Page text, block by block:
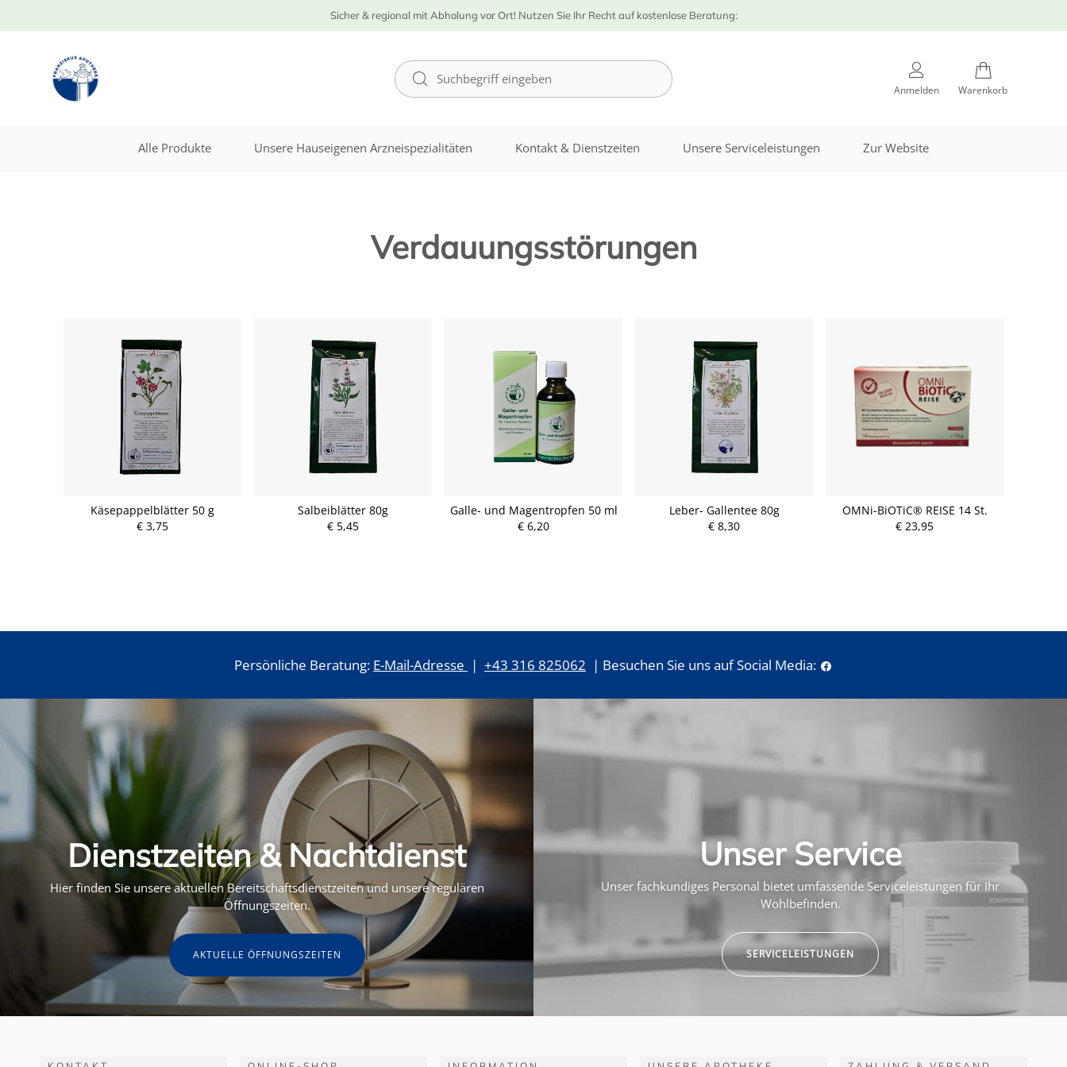
Sicher & regional mit Abholung vor Ort! Nutzen Sie Ihr Recht auf kostenlose Beratung:
Anmelden Warenkorb
Alle Produkte Unsere Hauseigenen Arzneispezialitäten Kontakt & Dienstzeiten Unsere Serviceleistungen Zur Website
Verdauungsstörungen
Käsepappelblätter 50 g
€ 3,75
Salbeiblätter 80g
€ 5,45
Galle- und Magentropfen 50 ml
€ 6,20
Leber- Gallentee 80g
€ 8,30
OMNi-BiOTiC® REISE 14 St.
€ 23,95
Persönliche Beratung: E-Mail-Adresse | +43 316 825062 | Besuchen Sie uns auf Social Media:
Dienstzeiten & Nachtdienst
Hier finden Sie unsere aktuellen Bereitschaftsdienstzeiten und unsere regulären
Öffnungszeiten.
AKTUELLE ÖFFNUNGSZEITEN
Unser Service
Unser fachkundiges Personal bietet umfassende Serviceleistungen für Ihr
Wohlbefinden.
SERVICELEISTUNGEN